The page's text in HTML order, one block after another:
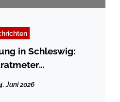
in Schleswig:
gesetzt
Juni 2026